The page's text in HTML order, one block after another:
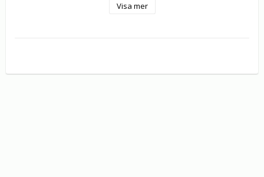
Visa mer